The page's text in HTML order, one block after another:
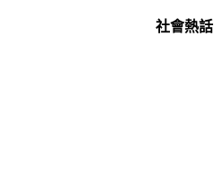
社會熱話